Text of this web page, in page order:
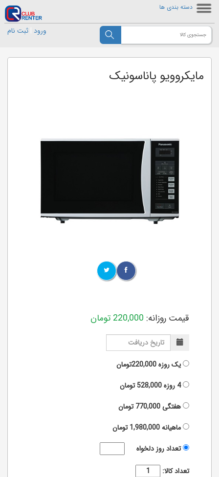
دسته بندی ها
ورود ثبت نام
مايکروويو پاناسونیک
قیمت روزانه: 220,000 تومان
یک روزه220,000تومان
4 روزه
528,000تومان
هفتگی770,000تومان
ماهیانه1,980,000تومان
تعداد روز دلخواه
تعداد کالا: